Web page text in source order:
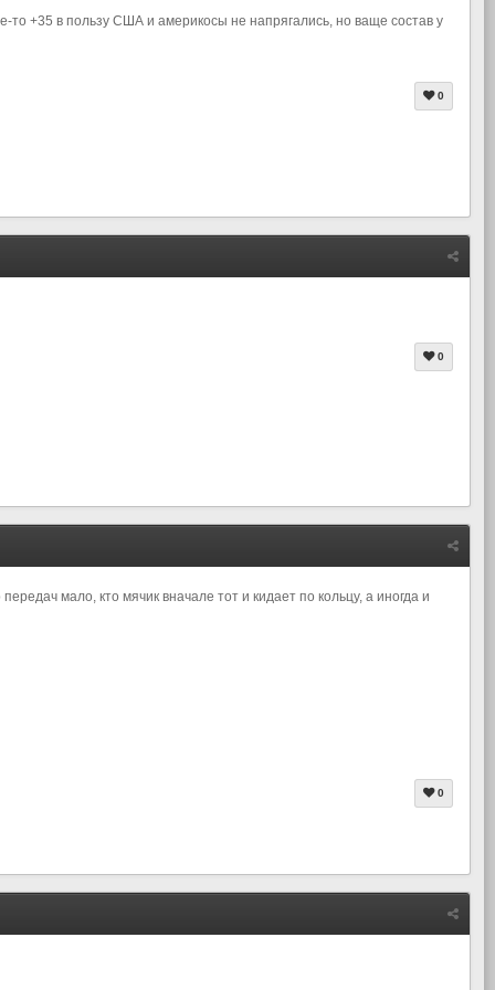
то +35 в пользу США и америкосы не напрягались, но ваще состав у
0
0
мало, кто мячик вначале тот и кидает по кольцу, а иногда и
0